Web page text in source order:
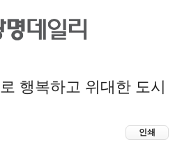
행복하고 위대한 도시
인쇄